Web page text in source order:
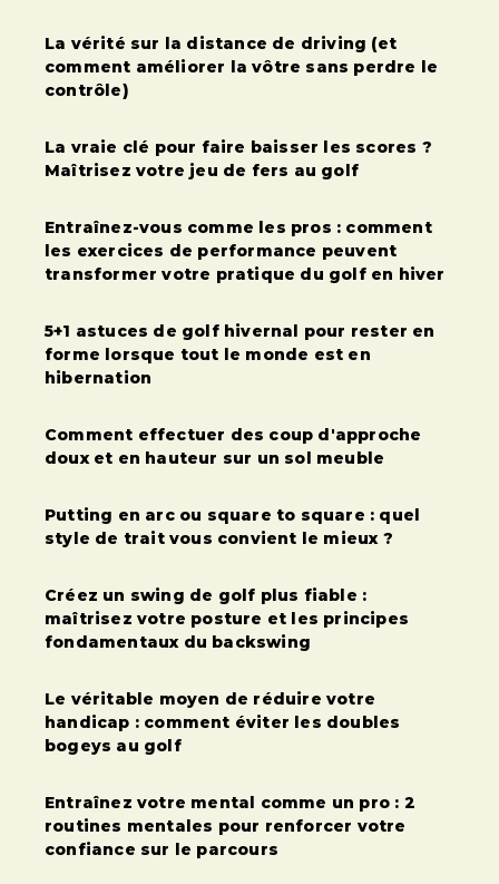
La vérité sur la distance de driving (et
comment améliorer la vôtre sans perdre le
contrôle)
La vraie clé pour faire baisser les scores ?
Maîtrisez votre jeu de fers au golf
Entraînez-vous comme les pros : comment
les exercices de performance peuvent
transformer votre pratique du golf en hiver
5+1 astuces de golf hivernal pour rester en
forme lorsque tout le monde est en
hibernation
Comment effectuer des coup d'approche
doux et en hauteur sur un sol meuble
Putting en arc ou square to square : quel
style de trait vous convient le mieux ?
Créez un swing de golf plus fiable :
maîtrisez votre posture et les principes
fondamentaux du backswing
Le véritable moyen de réduire votre
handicap : comment éviter les doubles
bogeys au golf
Entraînez votre mental comme un pro : 2
routines mentales pour renforcer votre
confiance sur le parcours